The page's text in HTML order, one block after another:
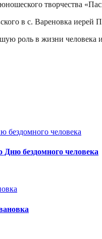
творчества
в с. Вареновка иерей
роль в жизни
бездомного человека